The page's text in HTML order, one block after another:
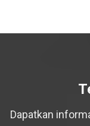
Dapatkan